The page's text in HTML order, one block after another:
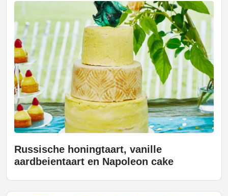
Russische honingtaart, vanille
aardbeientaart en Napoleon cake